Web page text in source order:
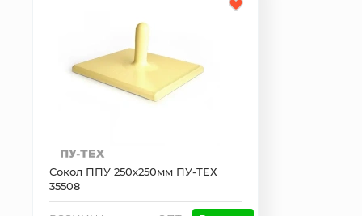
Сокол ППУ 250х250мм ПУ-ТЕХ
35508